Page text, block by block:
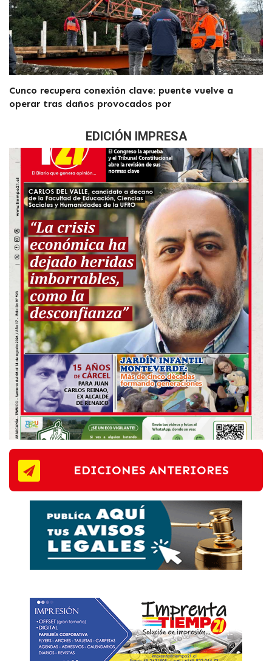
Cunco recupera conexión clave: puente vuelve a
operar tras daños provocados por
EDICIÓN IMPRESA
EDICIONES ANTERIORES